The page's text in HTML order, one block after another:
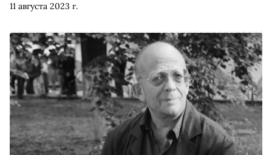
11 августа 2023 г.
Спесивцев